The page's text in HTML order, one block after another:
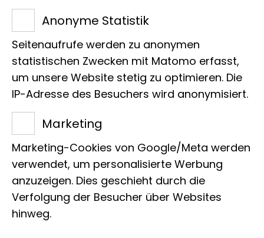
Der Wander-Gelblingist auf der
Iberischen Halbinsel (er fehlt im
Südwesten und Nordosten), in
Südfrankreich (von den östlichen
Pyrenäen bis zu den Alpes-Maritimes)
und in Italien in den Abruzzen zu finden.
Seine Raupen ernähren sich von
Biscutella. Er bewohnt waldnahe Wiesen
(meist mit Sträuchern durchsetzt),
offene Wälder, Buschland und ähnliche
Lebensräume und fliegt von April bis
Mitte Juni. Die Raupen findet man von
Anonyme Statistik
Seitenaufrufe werden zu anonymen
statistischen Zwecken mit Matomo erfasst,
um unsere Website stetig zu optimieren. Die
IP-Adresse des Besuchers wird anonymisiert.
Marketing
Marketing-Cookies von Google/Meta werden
verwendet, um personalisierte Werbung
anzuzeigen. Dies geschieht durch die
Verfolgung der Besucher über Websites
hinweg.